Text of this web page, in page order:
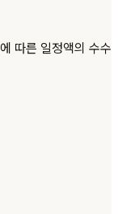
따른 일정액의 수수